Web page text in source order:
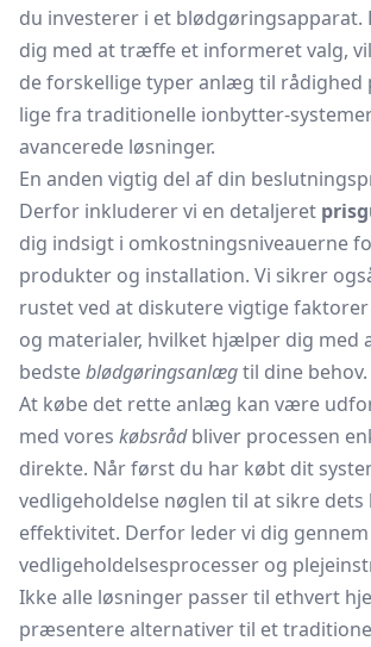
du investerer i et blødgøringsapparat.
dig med at træffe et informeret valg,
de forskellige typer anlæg til rådighed
lige fra traditionelle ionbytter-
avancerede løsninger.
En anden vigtig del af din
Derfor inkluderer vi en detaljeret
dig indsigt i omkostningsniveauerne
produkter og installation. Vi sikrer
rustet ved at diskutere vigtige
og materialer, hvilket hjælper dig med
bedsteblødgøringsanlægtil dine behov.
At købe det rette anlæg kan være
med vores købsrådbliver processen
direkte. Når først du har købt dit
vedligeholdelse nøglen til at sikre dets
effektivitet. Derfor leder vi dig
vedligeholdelsesprocesser og
Ikke alle løsninger passer til ethvert
præsentere alternativer til et